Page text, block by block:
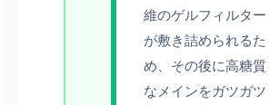
維のゲルフィルター
が敷き詰められるた
め、その後に高糖質
なメインをガツガツ